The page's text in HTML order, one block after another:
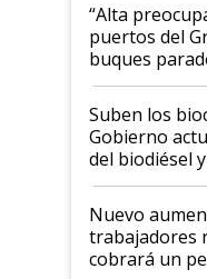
“Alta
puertos del
buques
la medida de
prácticos
Suben los
Gobierno
del biodiésel
Nuevo
trabajadores
cobrará un